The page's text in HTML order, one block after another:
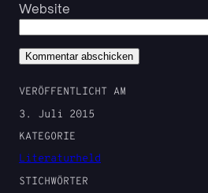
Website
VERÖFFENTLICHT AM
3. Juli 2015
KATEGORIE
Literaturheld
STICHWÖRTER